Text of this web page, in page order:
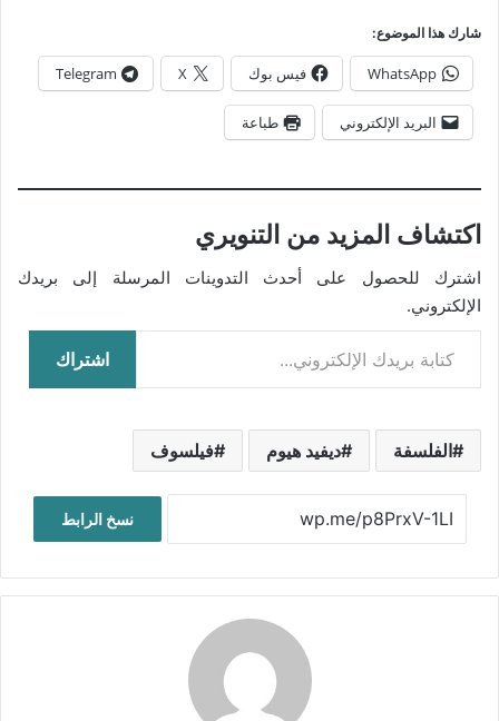
شارك هذا الموضوع:
WhatsApp فيس بوك X
Telegram
البريد الإلكتروني طباعة
اكتشاف المزيد من التنويري
اشترك للحصول على أحدث التدوينات المرسلة إلى بريدك
الإلكتروني.
كتابة بريدك الإلكتروني...
اشتراك
الفلسفة ديفيد هيوم فيلسوف
نسخ الرابط